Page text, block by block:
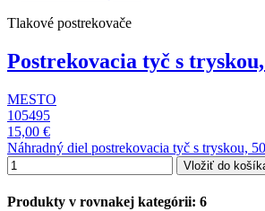
Tlakové postrekovače
Postrekovacia tyč s
MESTO
105495
15,00 €
Náhradný diel postrekovacia tyč s tryskou,
Vložiť do
Produkty v rovnakej kategórii: 6